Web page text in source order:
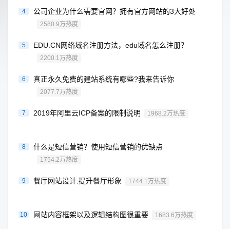
4 公司企业为什么需要官网？拥有官方网站的3大好处
2580.9万热度
5 EDU.CN网络域名注册方法，edu域名怎么注册？
2200.1万热度
6 真正永久免费的建站系统有哪些?我来告诉你
2077.7万热度
7 2019年阿里云ICP备案的限制说明 1968.2万热度
8 什么是短信营销？使用短信营销的优缺点
1754.2万热度
9 餐厅网站设计,提升餐厅形象 1744.1万热度
10 网站内容框架以及逻辑结构图很重要 1683.6万热度